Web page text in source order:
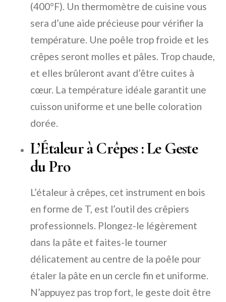
(400°F). Un thermomètre de cuisine vous
sera d’une aide précieuse pour vérifier la
température. Une poêle trop froide et les
crêpes seront molles et pâles. Trop chaude,
et elles brûleront avant d’être cuites à
cœur. La température idéale garantit une
cuisson uniforme et une belle coloration
dorée.
L’Étaleur à Crêpes : Le Geste
du Pro
L’étaleur à crêpes, cet instrument en bois
en forme de T, est l’outil des crêpiers
professionnels. Plongez-le légèrement
dans la pâte et faites-le tourner
délicatement au centre de la poêle pour
étaler la pâte en un cercle fin et uniforme.
N’appuyez pas trop fort, le geste doit être